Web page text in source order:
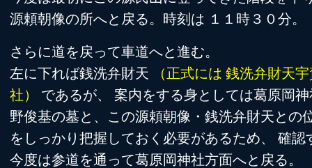
源頼朝像の所へと戻る。時刻は １１時３０分。
さらに道を戻って車道へと進む。
左に下れば銭洗弁財天
（正式には 銭洗弁財天
社）
であるが、 案内をする身としては葛原岡
野俊基の墓と、この源頼朝像・銭洗弁財天との
をしっかり把握しておく必要があるため、 確認
今度は参道を通って葛原岡神社方面へと戻る。